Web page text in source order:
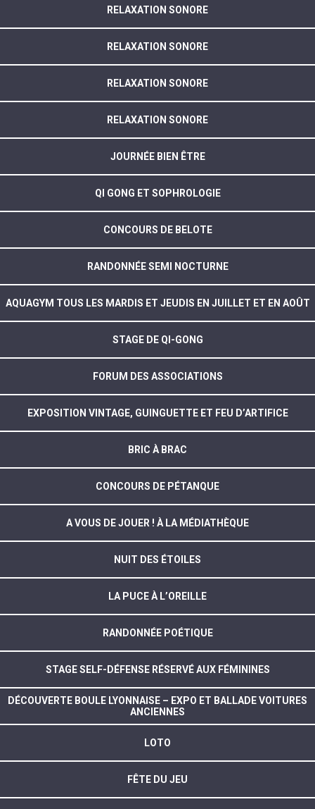
RELAXATION SONORE
RELAXATION SONORE
RELAXATION SONORE
RELAXATION SONORE
JOURNÉE BIEN ÊTRE
QI GONG ET SOPHROLOGIE
CONCOURS DE BELOTE
RANDONNÉE SEMI NOCTURNE
AQUAGYM TOUS LES MARDIS ET JEUDIS EN JUILLET ET EN AOÛT
STAGE DE QI-GONG
FORUM DES ASSOCIATIONS
EXPOSITION VINTAGE, GUINGUETTE ET FEU D’ARTIFICE
BRIC À BRAC
CONCOURS DE PÉTANQUE
A VOUS DE JOUER ! À LA MÉDIATHÈQUE
NUIT DES ÉTOILES
LA PUCE À L’OREILLE
RANDONNÉE POÉTIQUE
STAGE SELF-DÉFENSE RÉSERVÉ AUX FÉMININES
DÉCOUVERTE BOULE LYONNAISE – EXPO ET BALLADE VOITURES
ANCIENNES
LOTO
FÊTE DU JEU